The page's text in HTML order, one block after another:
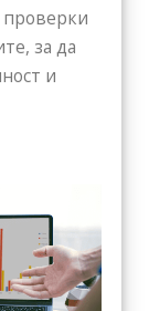
за да
и